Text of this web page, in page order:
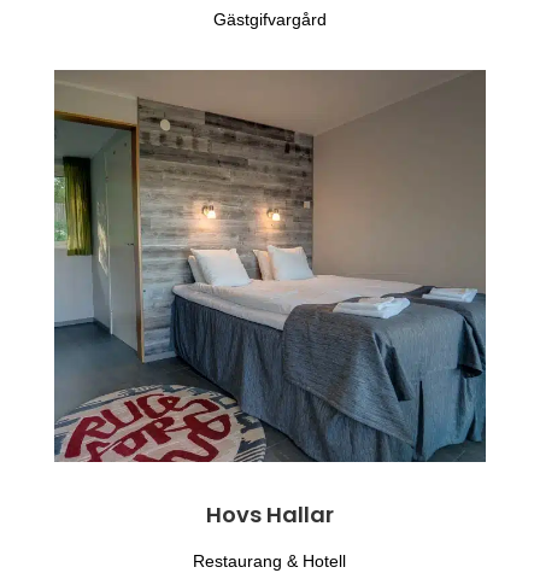
Gästgifvargård
Hovs Hallar
Restaurang & Hotell